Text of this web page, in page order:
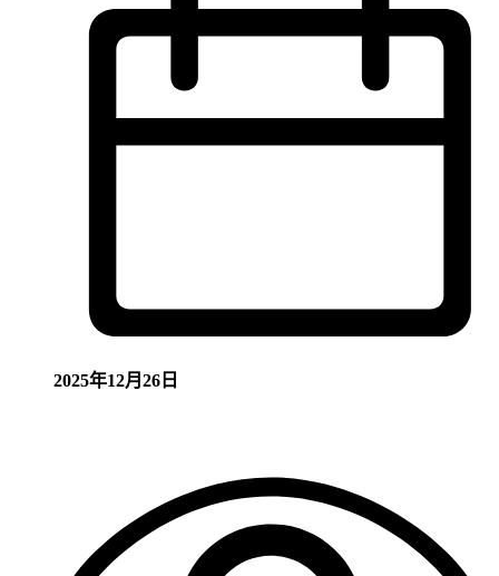
2025年12月26日